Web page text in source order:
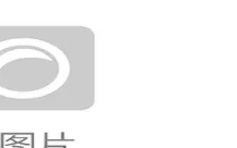
回顾：大胜